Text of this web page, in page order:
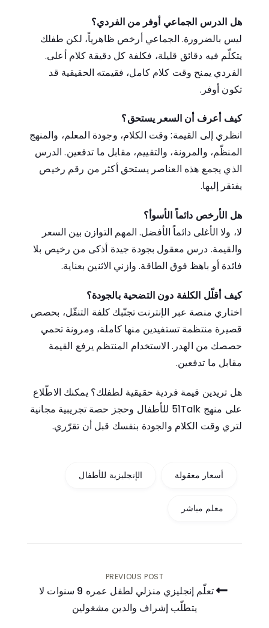
هل الدرس الجماعي أوفر من الفردي؟
ليس بالضرورة. الجماعي أرخص ظاهرياً، لكن طفلك
يتكلّم فيه دقائق قليلة، فكلفة كل دقيقة كلام أعلى.
الفردي يمنح وقت كلام كامل، فقيمته الحقيقية قد
تكون أوفر.
كيف أعرف أن السعر يستحق؟
انظري إلى القيمة: وقت الكلام، وجودة المعلم، والمنهج
المنظّم، والمرونة، والتقييم، مقابل ما تدفعين. الدرس
الذي يجمع هذه العناصر يستحق أكثر من رقم رخيص
يفتقر إليها.
هل الأرخص دائماً الأسوأ؟
لا، ولا الأغلى دائماً الأفضل. المهم التوازن بين السعر
والقيمة. درس معقول بجودة جيدة أذكى من رخيص بلا
فائدة أو باهظ فوق الطاقة. وازني الاثنين بعناية.
كيف أقلّل الكلفة دون التضحية بالجودة؟
اختاري منصة عبر الإنترنت تجنّبك كلفة التنقّل، بحصص
قصيرة منتظمة تستفيدين منها كاملة، ومرونة تحمي
حصصك من الهدر. الاستخدام المنتظم يرفع القيمة
مقابل ما تدفعين.
هل تريدين قيمة فردية حقيقية لطفلك؟ يمكنك الاطّلاع
على منهج 51Talk للأطفال
وحجز حصة تجريبية مجانية
لتري وقت الكلام والجودة بنفسك قبل أن تقرّري.
أسعار معقولة الإنجليزية للأطفال
معلم مباشر
PREVIOUS POST
تعلّم إنجليزي منزلي لطفل عمره 9 سنوات لا
يتطلّب إشراف والدين مشغولين